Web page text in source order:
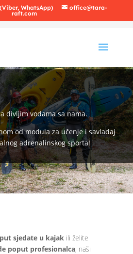
WhatsApp)
office@tara-
raft.com
divljim vodama sa nama.
od modula za učenje i savladaj
adrenalinskog sporta!
sjedate u kajakili želite
poput profesionalca, naši